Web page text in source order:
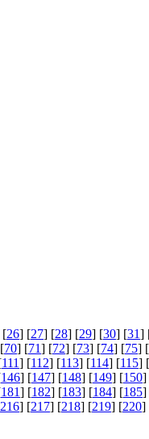
[26] [27] [28] [29] [30] [31]
70] [71] [72] [73] [74] [75] [
111] [112] [113] [114] [115] [
146] [147] [148] [149] [150]
181] [182] [183] [184] [185]
216] [217] [218] [219] [220]